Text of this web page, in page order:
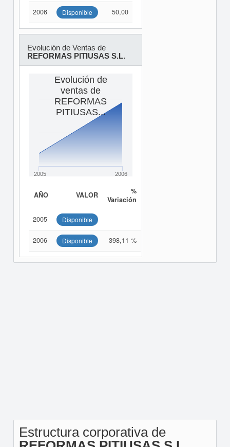
2006 Disponible 50,00
Evolución de Ventas de
REFORMAS PITIUSAS S.L.
Evolución de
ventas de
REFORMAS
PITIUSAS...
2005 2006
AÑO VALOR
%
Variación
2005 Disponible
2006 Disponible 398,11 %
Estructura corporativa de